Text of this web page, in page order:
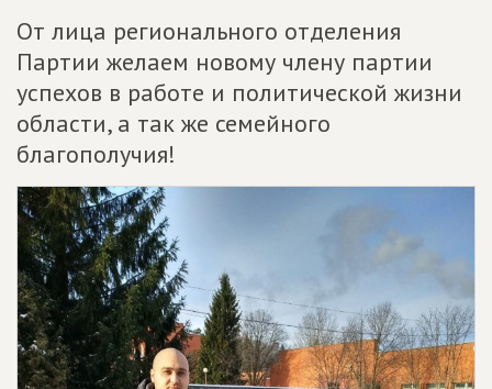
От лица регионального отделения
Партии желаем новому члену партии
успехов в работе и политической жизни
области, а так же семейного
благополучия!